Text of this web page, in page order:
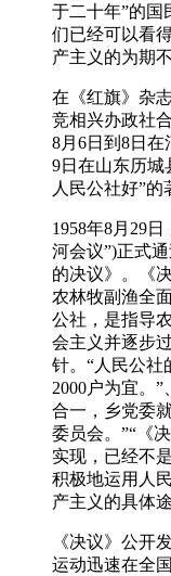
于二十年”的国
们已经可以看
产主义的为期
在《红旗》杂
竞相兴办政社
8月6日到8日在
9日在山东历城
人民公社好”的
1958年8月29
河会议”)正式
的决议》。《
农林牧副渔全
公社，是指导
会主义并逐步
针。“人民公社
2000户为宜。
合一，乡党委
委员会。”“《
实现，已经不
积极地运用人
产主义的具体
《决议》公开
运动迅速在全